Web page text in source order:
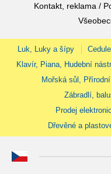
Kontakt, reklama /
Luk, Luky a šípy
Klavír, Piana, Hudební
Mořská sůl,
Zábradlí,
Prodej
Dřevěné a